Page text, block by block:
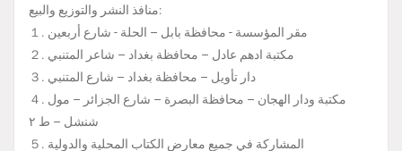
منافذ النشر والتوزيع والبيع:
１. مقر المؤسسة - محافظة بابل – الحلة - شارع أربعين
２. مكتبة ادهم عادل – محافظة بغداد – شاعر المتنبي
３. دار تأويل – محافظة بغداد – شارع المتنبي
４. مكتبة ودار الهجان – محافظة البصرة – شارع الجزائر – مول
شنشل – ط ٢
５. المشاركة في جميع معارض الكتاب المحلية والدولية